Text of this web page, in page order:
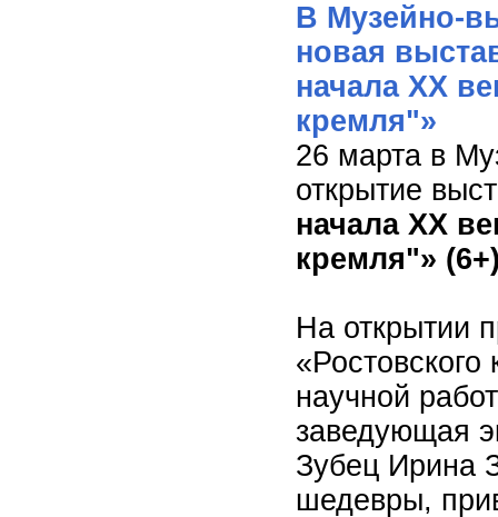
В Музейно-
новая
начала XX
кремля"»
26 марта в
открытие
начала XX
кремля"»
На открытии
научной
заведующая
Зубец Ирина
шедевры,